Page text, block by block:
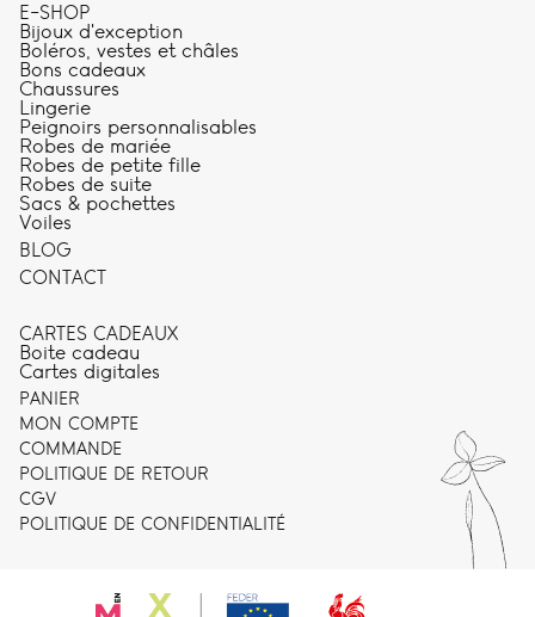
E-SHOP
Bijoux d'exception
Boléros, vestes et châles
Bons cadeaux
Chaussures
Lingerie
Peignoirs personnalisables
Robes de mariée
Robes de petite fille
Robes de suite
Sacs & pochettes
Voiles
BLOG
CONTACT
CARTES CADEAUX
Boite cadeau
Cartes digitales
PANIER
MON COMPTE
COMMANDE
POLITIQUE DE RETOUR
CGV
POLITIQUE DE CONFIDENTIALITÉ